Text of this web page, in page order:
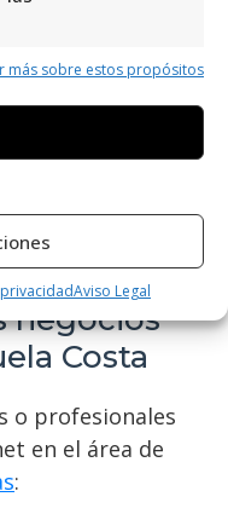
más sobre estos propósitos
Aviso Legal
Toy Planet
con la
de los más
un
y descubra
contacto en
negocios
Costa
o profesionales
en el área de
: